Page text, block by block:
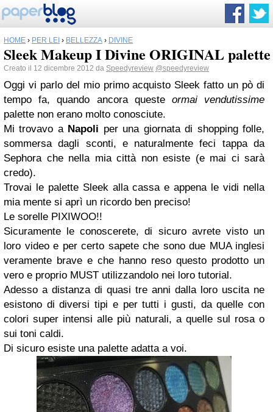
HOME › PER LEI › BELLEZZA › DIVINE
Sleek Makeup I Divine ORIGINAL palette
Creato il 12 dicembre 2012 da Speedyreview @speedyreview
Oggi vi parlo del mio primo acquisto Sleek fatto un pò di
tempo fa, quando ancora queste ormai vendutissime
palette non erano molto conosciute.
Mi trovavo a Napoli per una giornata di shopping folle,
sommersa dagli sconti, e naturalmente feci tappa da
Sephorache nella mia città non esiste (e mai ci sarà
credo).
Trovai le palette Sleek alla cassa e appena le vidi nella
mia mente si aprì un ricordo ben preciso!
Le sorelle PIXIWOO!!
Sicuramente le conoscerete, di sicuro avrete visto un
loro video e per certo sapete che sono due MUA inglesi
veramente brave e che hanno reso questo prodotto un
vero e proprio MUST utilizzandolo nei loro tutorial.
Adesso a distanza di quasi tre anni dalla loro uscita ne
esistono di diversi tipi e per tutti i gusti, da quelle con
colori super intensi alle più naturali, a quelle sul rosa o
sui toni caldi.
Di sicuro esiste una palette adatta a voi.